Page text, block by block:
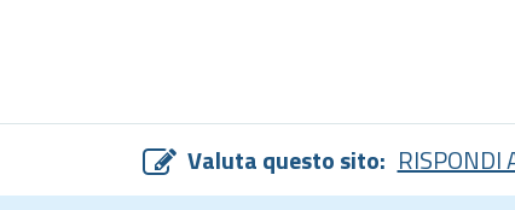
Valuta questo sito: RISPONDI